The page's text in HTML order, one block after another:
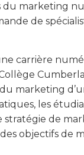
du marketing
de
carrière
marketing
les
stratégie de
objectifs de